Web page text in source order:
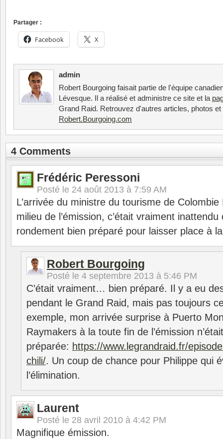
Partager :
Facebook X
admin
Robert Bourgoing faisait partie de l'équipe
Lévesque. Il a réalisé et administre ce site et la
Grand Raid. Retrouvez d'autres articles, photos
Robert.Bourgoing.com
4 Comments
Frédéric Peressoni
Posté le 24 août 2013 à 7:59 AM
L’arrivée du ministre du tourisme de
milieu de l’émission, c’était vraiment
rondement bien préparé pour laisser place à
Robert Bourgoing
Posté le 4 septembre 2013 à 5:46 PM
C’était vraiment… bien préparé. Il y a eu
pendant le Grand Raid, mais pas toujours
exemple, mon arrivée surprise à Puerto
Raymakers à la toute fin de l’émission
préparée: https://www.legrandraid.fr/
chili/. Un coup de chance pour Philippe qui
l’élimination.
Laurent
Posté le 28 avril 2010 à 4:42 PM
Magnifique émission.